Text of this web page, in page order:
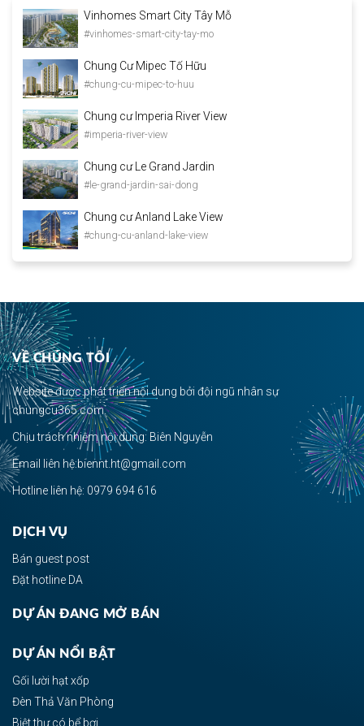
Vinhomes Smart City Tây Mỗ
#vinhomes-smart-city-tay-mo
Chung Cư Mipec Tố Hữu
#chung-cu-mipec-to-huu
Chung cư Imperia River View
#imperia-river-view
Chung cư Le Grand Jardin
#le-grand-jardin-sai-dong
Chung cư Anland Lake View
#chung-cu-anland-lake-view
VỀ CHÚNG TÔI
Website được phát triển nội dung bởi đội ngũ nhân sự
chungcu365.com.
Chịu trách nhiệm nội dung: Biên Nguyễn
Email liên hệ:biennt.ht@gmail.com
Hotline liên hệ: 0979 694 616
DỊCH VỤ
Bán guest post
Đặt hotline DA
DỰ ÁN ĐANG MỞ BÁN
DỰ ÁN NỔI BẬT
Gối lười hạt xốp
Đèn Thả Văn Phòng
Biệt thự có bể bơi